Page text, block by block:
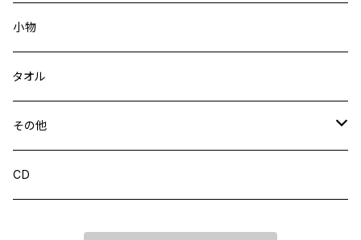
小物
タオル
その他
CD
CD